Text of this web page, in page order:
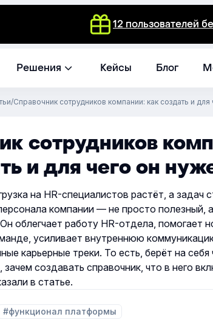
12 пользователей
Решения Кейсы Блог
Справочник сотрудников компании: как создать и
сотрудников
и для чего он
на HR-специалистов растёт, а задач
компании — не просто полезный,
облегчает работу HR-отдела, помогает
усиливает внутреннюю
карьерные треки. То есть, берёт на себя
создавать справочник, что в него
в статье.
#функционал платформы